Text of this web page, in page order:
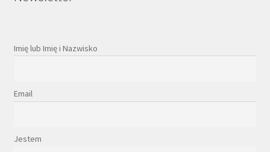
Imię lub Imię i Nazwisko
Email
Jestem